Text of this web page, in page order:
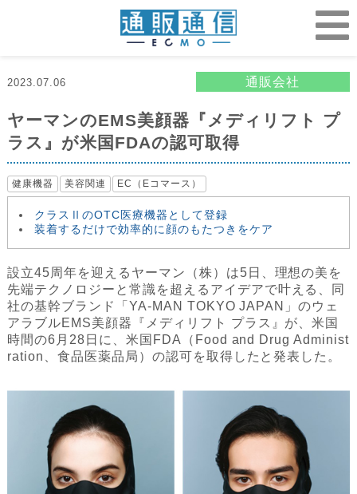
2023.07.06 通販会社
ヤーマンのEMS美顔器『メディリフト プ
ラス』が米国FDAの認可取得
健康機器 美容関連 EC（Eコマース）
クラスⅡのOTC医療機器として登録
装着するだけで効率的に顔のもたつきをケア
設立45周年を迎えるヤーマン（株）は5日、理想の美を
先端テクノロジーと常識を超えるアイデアで叶える、同
社の基幹ブランド「YA-MAN TOKYO JAPAN」のウェ
アラブルEMS美顔器『メディリフト プラス』が、米国
時間の6月28日に、米国FDA（Food and Drug Administ
ration、食品医薬品局）の認可を取得したと発表した。